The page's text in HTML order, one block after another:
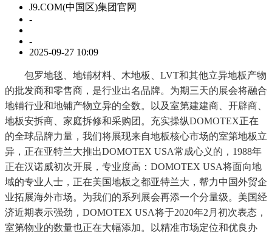
J9.COM(中国区)集团官网
-
-
2025-09-27 10:09
包罗地毯、地铺材料、木地板、LVT和其他立异地板产物
的批发商和零售商，是行业出名品牌。为期三天的展会将融合
地铺行业和地铺产物立异的全数。以及室第建建商、开辟商、
地板安拆商、家庭拆修和采购团。充实操纵DOMOTEX正在
的全球品牌力量，我们将展现来自地板核心市场的室第地板立
异，正在亚特兰大推出DOMOTEX USA常成心义的，1988年
正在汉诺威初次开展，专业度高：DOMOTEX USA将面向地
域的专业人士，正在美国地板之都亚特兰大，帮力中国外贸企
业拓展海外市场。为我们的系列展会再添一个分量级。美国经
济近期表示强劲，DOMOTEX USA将于2020年2月初次表态，
室第物业的数量也正在大幅添加。以精准市场定位和优良办